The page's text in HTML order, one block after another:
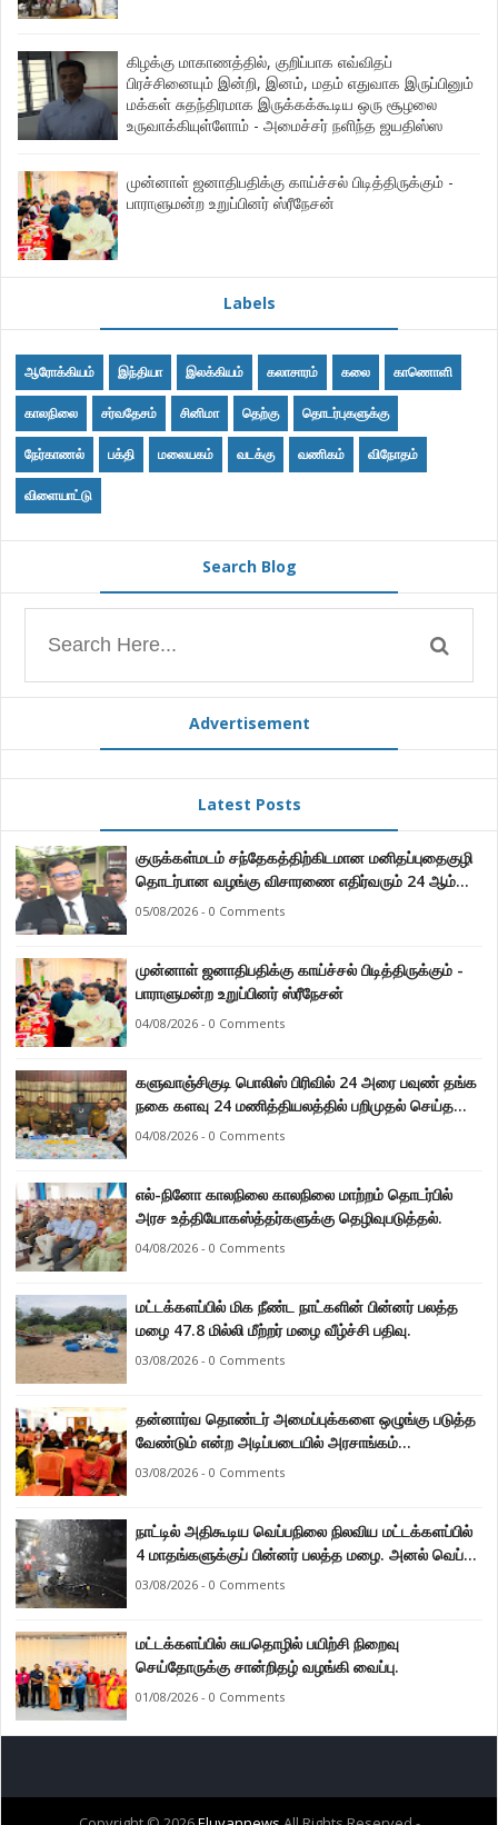
கிழக்கு மாகாணத்தில், குறிப்பாக எவ்விதப்
பிரச்சினையும் இன்றி, இனம், மதம் எதுவாக இருப்பினும்
மக்கள் சுதந்திரமாக இருக்கக்கூடிய ஒரு சூழலை
உருவாக்கியுள்ளோம் - அமைச்சர் நளிந்த ஜயதிஸ்ஸ
முன்னாள் ஜனாதிபதிக்கு காய்ச்சல் பிடித்திருக்கும் -
பாராளுமன்ற உறுப்பினர் ஸ்ரீநேசன்
Labels
ஆரோக்கியம் இந்தியா இலக்கியம் கலாசாரம் கலை காணொளி
காலநிலை சர்வதேசம் சினிமா தெற்கு தொடர்புகளுக்கு
நேர்காணல் பக்தி மலையகம் வடக்கு வணிகம் விநோதம்
விளையாட்டு
Search Blog
Advertisement
Latest Posts
குருக்கள்மடம் சந்தேகத்திற்கிடமான மனிதப்புதைகுழி
தொடர்பான வழங்கு விசாரணை எதிர்வரும் 24 ஆம்
திகதிக்கு தவணையிடப்பட்டுள்ளது.
05/08/2026 - 0 Comments
முன்னாள் ஜனாதிபதிக்கு காய்ச்சல் பிடித்திருக்கும் -
பாராளுமன்ற உறுப்பினர் ஸ்ரீநேசன்
04/08/2026 - 0 Comments
களுவாஞ்சிகுடி பொலிஸ் பிரிவில் 24 அரை பவுண் தங்க
நகை களவு 24 மணித்தியலத்தில் பறிமுதல் செய்த
பொலிசார்.
04/08/2026 - 0 Comments
எல்-நினோ காலநிலை காலநிலை மாற்றம் தொடர்பில்
அரச உத்தியோகஸ்த்தர்களுக்கு தெழிவுபடுத்தல்.
04/08/2026 - 0 Comments
மட்டக்களப்பில் மிக நீண்ட நாட்களின் பின்னர் பலத்த
மழை 47.8 மில்லி மீற்றர் மழை வீழ்ச்சி பதிவு.
03/08/2026 - 0 Comments
தன்னார்வ தொண்டர் அமைப்புக்களை ஒழுங்கு படுத்த
வேண்டும் என்ற அடிப்படையில் அரசாங்கம்
கொண்டுவரவுள்ள சட்டம் - சட்டத்தரணி ஐங்கரன்.
03/08/2026 - 0 Comments
நாட்டில் அதிகூடிய வெப்பநிலை நிலவிய மட்டக்களப்பில்
4 மாதங்களுக்குப் பின்னர் பலத்த மழை. அனல் வெப்பக்
காலநிலை தணிந்தது.
03/08/2026 - 0 Comments
மட்டக்களப்பில் சுயதொழில் பயிற்சி நிறைவு
செய்தோருக்கு சான்றிதழ் வழங்கி வைப்பு.
01/08/2026 - 0 Comments